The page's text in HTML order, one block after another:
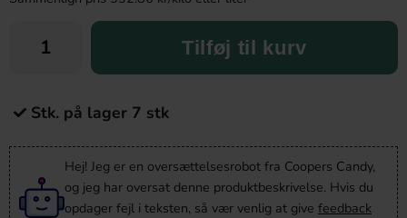
Tilføj til kurv
Stk. på lager 7 stk
Hej! Jeg er en oversættelsesrobot fra Coopers Candy,
og jeg har oversat denne produktbeskrivelse. Hvis du
opdager fejl i teksten, så vær venlig at give feedback